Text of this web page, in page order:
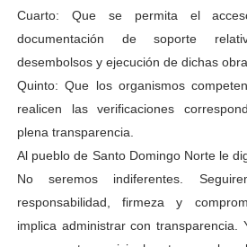
Cuarto: Que se permita el
documentación de soporte
desembolsos y ejecución de dichas
Quinto: Que los organismos
realicen las verificaciones
plena transparencia.
​Al pueblo de Santo Domingo Norte le
No seremos indiferentes.
responsabilidad, firmeza y
implica administrar con